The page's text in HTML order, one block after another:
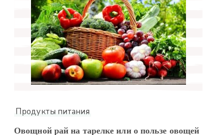
Продукты питания
Овощной рай на тарелке или о пользе овощей